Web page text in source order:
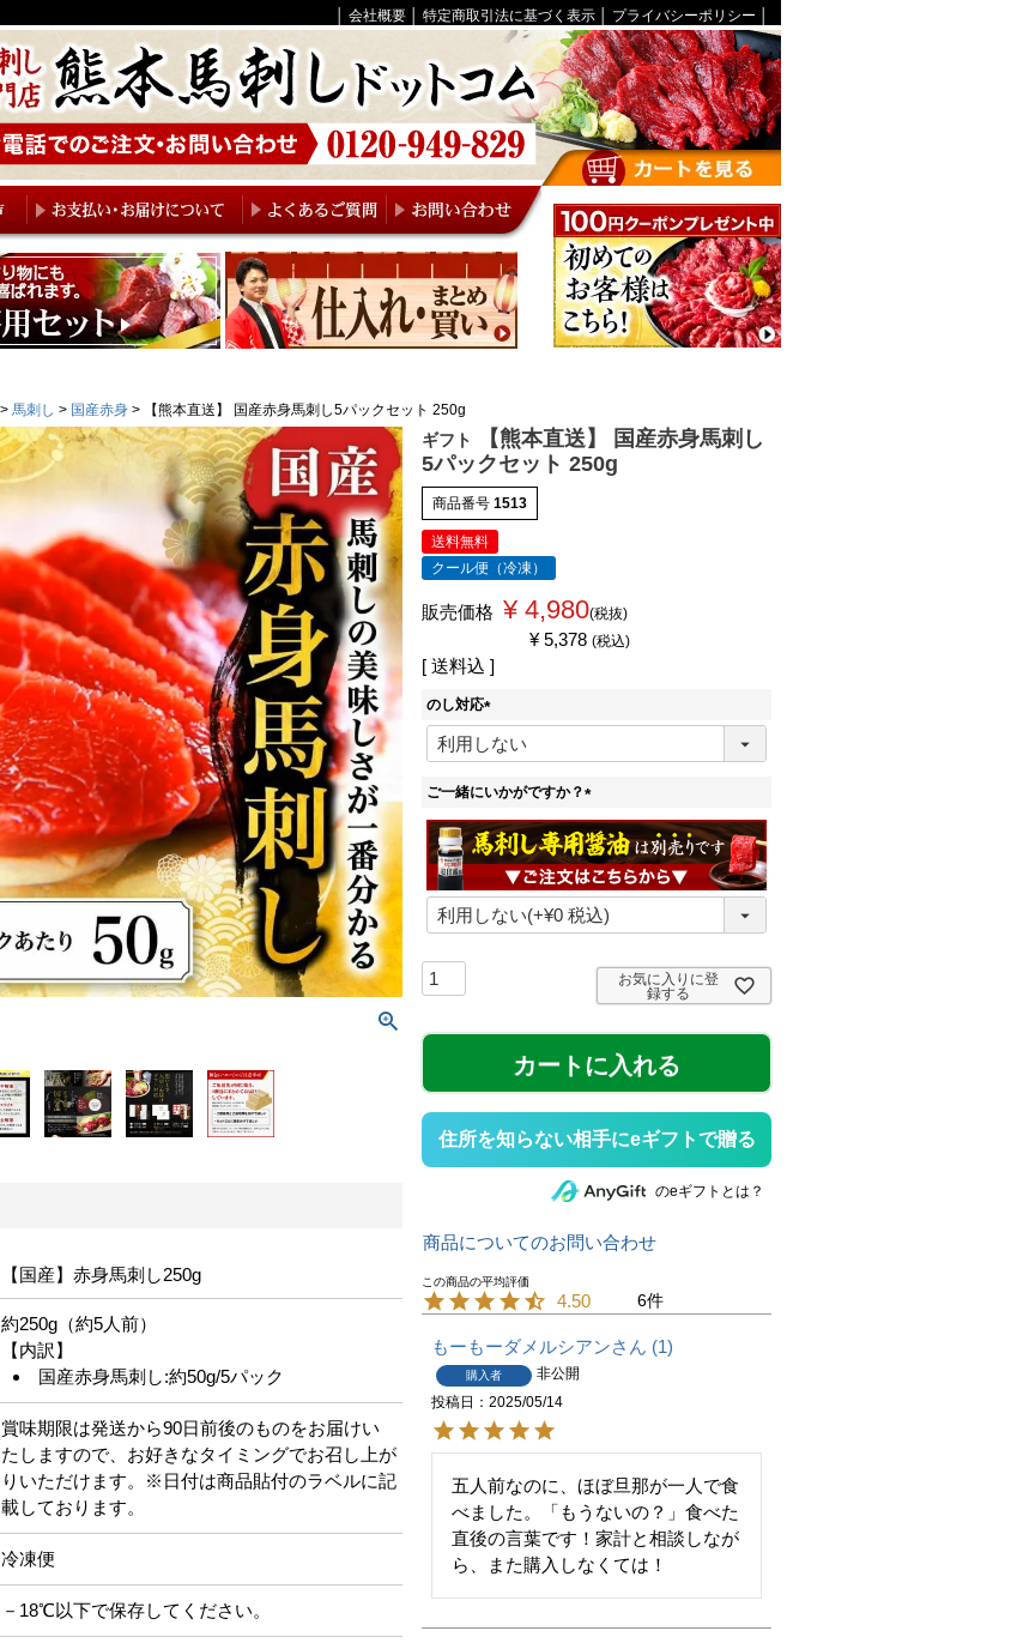
会社概要 特定商取引法に基づく表示 プライバシーポリシー
馬刺し 国産赤身 【熊本直送】 国産赤身馬刺し5パックセット 250g
【国産】赤身馬刺し250g
約250g（約5人前）
【内訳】
国産赤身馬刺し:約50g/5パック
賞味期限は発送から90日前後のものをお届けい
たしますので、お好きなタイミングでお召し上が
りいただけます。※日付は商品貼付のラベルに記
載しております。
冷凍便
－18℃以下で保存してください。
ギフト
【熊本直送】 国産赤身馬刺し
5パックセット 250g
商品番号 1513
送料無料
クール便（冷凍）
販売価格 ¥ 4,980 税抜
¥ 5,378 税込
送料込
のし対応
(
必
)
ご一緒にいかがですか？
(
必
須
)
お気に入りに登
録する
カートに入れる
住所を知らない相手にeギフトで贈る
のeギフトとは？
商品についてのお問い合わせ
4.50 6
もーもーダメルシアン 1
購入者
非公開
投稿日
2025/05/14
五人前なのに、ほぼ旦那が一人で食
べました。「もうないの？」食べた
直後の言葉です！家計と相談しなが
ら、また購入しなくては！